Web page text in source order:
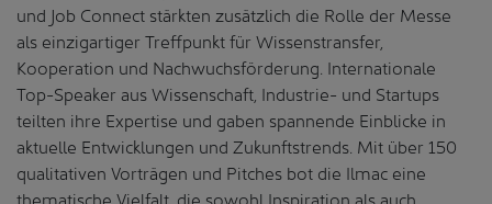
und Job Connect stärkten zusätzlich die Rolle der Messe
als einzigartiger Treffpunkt für Wissenstransfer,
Kooperation und Nachwuchsförderung. Internationale
Top-Speaker aus Wissenschaft, Industrie- und Startups
teilten ihre Expertise und gaben spannende Einblicke in
aktuelle Entwicklungen und Zukunftstrends. Mit über 150
qualitativen Vorträgen und Pitches bot die Ilmac eine
thematische Vielfalt, die sowohl Inspiration als auch